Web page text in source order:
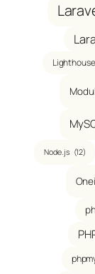
Node.js (12)